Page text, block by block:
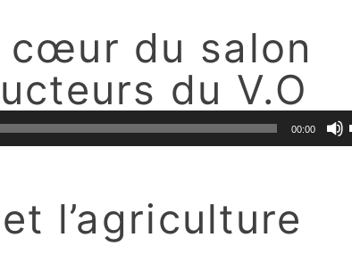
cœur du salon
du V.O
00:00
l’agriculture